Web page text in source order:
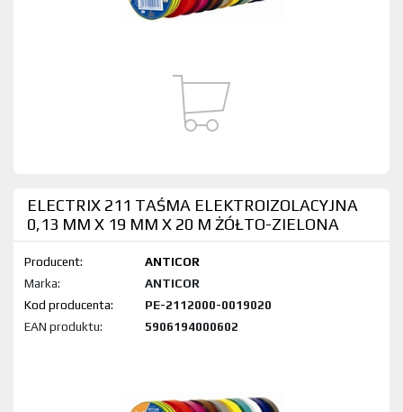
ELECTRIX 211 TAŚMA ELEKTROIZOLACYJNA
0,13 MM X 19 MM X 20 M ŻÓŁTO-ZIELONA
Producent:
ANTICOR
Marka:
ANTICOR
Kod produktu:
PE-2112000-0019020
EAN produktu:
5906194000602